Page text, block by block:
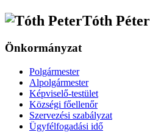
Tóth Péter
Önkormányzat
Polgármester
Alpolgármester
Képviselő-testület
Községi főellenőr
Szervezési szabályzat
Ügyfélfogadási idő